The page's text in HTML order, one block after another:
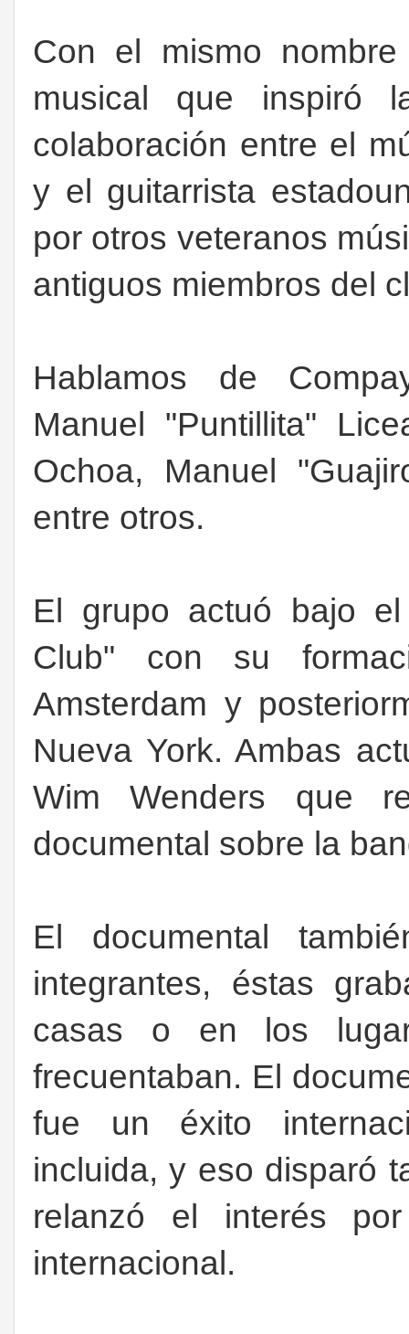
Con el mismo
musical que inspiró
colaboración entre el
y el guitarrista
por otros veteranos
antiguos miembros del
Hablamos de
Manuel "Puntillita"
Ochoa, Manuel
entre otros.
El grupo actuó bajo
Club" con su
Amsterdam y
Nueva York. Ambas
Wim Wenders que
documental sobre la
El documental
integrantes, éstas
casas o en los
frecuentaban. El
fue un éxito
incluida, y eso disparó
relanzó el interés
internacional .